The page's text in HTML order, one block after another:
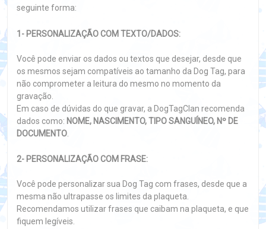
seguinte forma:
1- PERSONALIZAÇÃO COM TEXTO/DADOS:
Você pode enviar os dados ou textos que desejar, desde que
os mesmos sejam compatíveis ao tamanho da Dog Tag, para
não comprometer a leitura do mesmo no momento da
gravação.
Em caso de dúvidas do que gravar, a DogTagClan recomenda
dados como: NOME, NASCIMENTO, TIPO SANGUÍNEO, Nº DE
DOCUMENTO
2- PERSONALIZAÇÃO COM FRASE:
Você pode personalizar sua Dog Tag com frases, desde que a
mesma não ultrapasse os limites da plaqueta.
Recomendamos utilizar frases que caibam na plaqueta, e que
fiquem legíveis.